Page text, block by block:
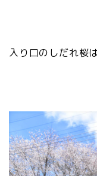
入り口のしだれ桜